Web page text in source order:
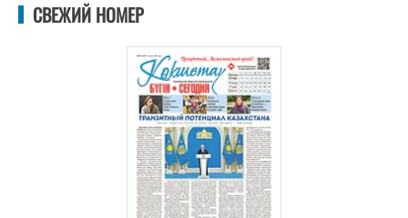
СВЕЖИЙ НОМЕР